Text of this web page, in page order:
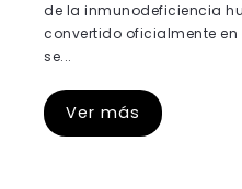
de la inmunodeficiencia
convertido oficialmente
se...
Ver más